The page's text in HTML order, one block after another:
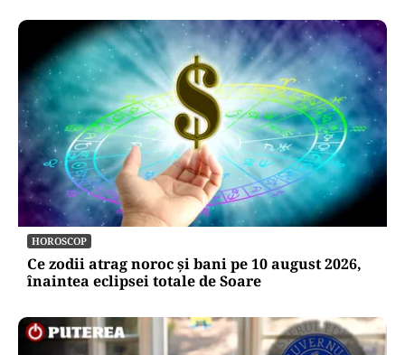
HOROSCOP
Ce zodii atrag noroc și bani pe 10 august 2026,
înaintea eclipsei totale de Soare